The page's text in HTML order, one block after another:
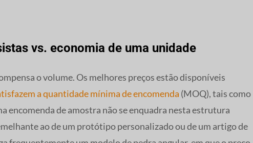
vs. economia de uma unidade
o volume. Os melhores preços estão disponíveis
a quantidade mínima de encomenda (MOQ), tais como
encomenda de amostra não se enquadra nesta estrutura
ao de um protótipo personalizado ou de um artigo de